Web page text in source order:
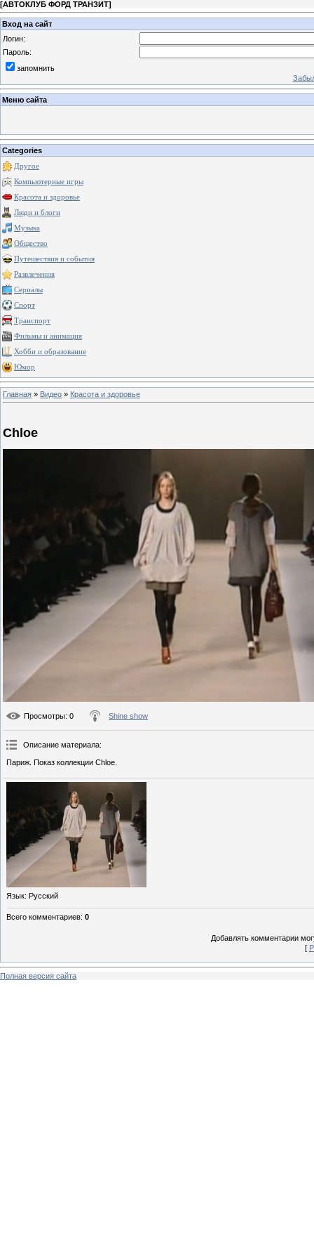
[АВТОКЛУБ ФОРД ТРАНЗИТ]
Вход на сайт
Логин:
Пароль:
запомнить
Меню сайта
Categories
Другое
Компьютерные игры
Красота и здоровье
Люди и блоги
Музыка
Общество
Путешествия и события
Развлечения
Сериалы
Спорт
Транспорт
Фильмы и анимация
Хобби и образование
Юмор
Главная » Видео » Красота и здоровье
Chloe
Просмотры: 0 Shine show
Описание материала:
Париж. Показ коллекции Chloe.
Язык: Русский
Всего комментариев: 0
Добавлять комментарии
[
Полная версия сайта